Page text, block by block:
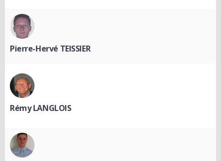
Pierre-Hervé TEISSIER
Rémy LANGLOIS